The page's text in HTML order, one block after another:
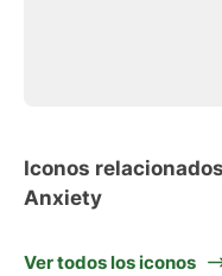
Iconos
Anxiety
Ver todos los iconos